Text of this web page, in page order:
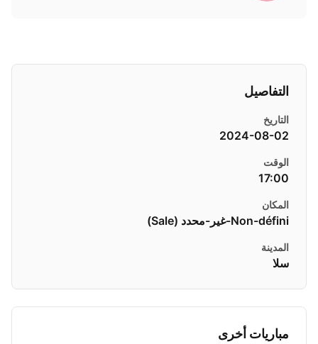
التفاصيل
التاريخ
2024-08-02
الوقت
17:00
المكان
Non-défini-غير-محدد ( Sale)
المدينة
سلا
مباريات أخرى